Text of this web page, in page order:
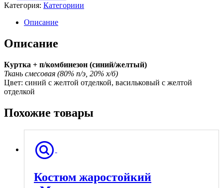
Категория: Категориии
Описание
Описание
Куртка + п/комбинезон (синий/желтый)
Ткань смесовая (80% п/э, 20% х/б)
Цвет: синий с желтой отделкой, васильковый с желтой
отделкой
Похожие товары
Костюм жаростойкий